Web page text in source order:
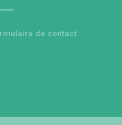
de contact